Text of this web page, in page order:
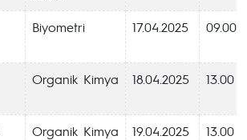
Biyometri 17.04.2025 09.00
Organik Kimya 18.04.2025 13.00
Organik Kimya
19.04.2025 13.00